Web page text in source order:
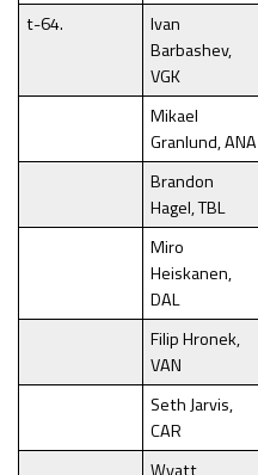
t-64.
Ivan
Barbashev,
VGK
Mikael
Granlund, ANA
Brandon
Hagel, TBL
Miro
Heiskanen,
DAL
Filip Hronek,
VAN
Seth Jarvis,
CAR